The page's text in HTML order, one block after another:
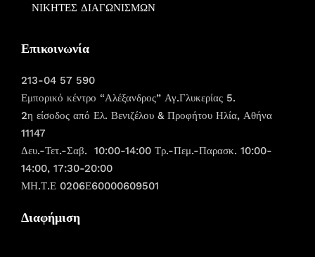
ΝΙΚΗΤΕΣ ΔΙΑΓΩΝΙΣΜΩΝ
Επικοινωνία
213-04 57 590
Εμπορικό κέντρο “Αλέξανδρος” Αγ.Γλυκερίας 5.
2η είσοδος από Ελ. Βενιζέλου & Προφήτου Ηλία, Αθήνα
11147
Δευ.-Τετ.-Σαβ. 10:00-14:00 Τρ.-Πεμ.-Παρασκ. 10:00-
14:00, 17:30-20:00
ΜΗ.Τ.Ε 0206Ε60000609501
Διαφήμιση